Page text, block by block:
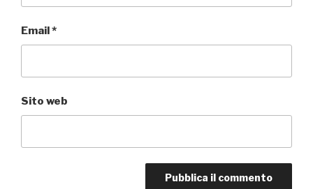
Email*
Sito web